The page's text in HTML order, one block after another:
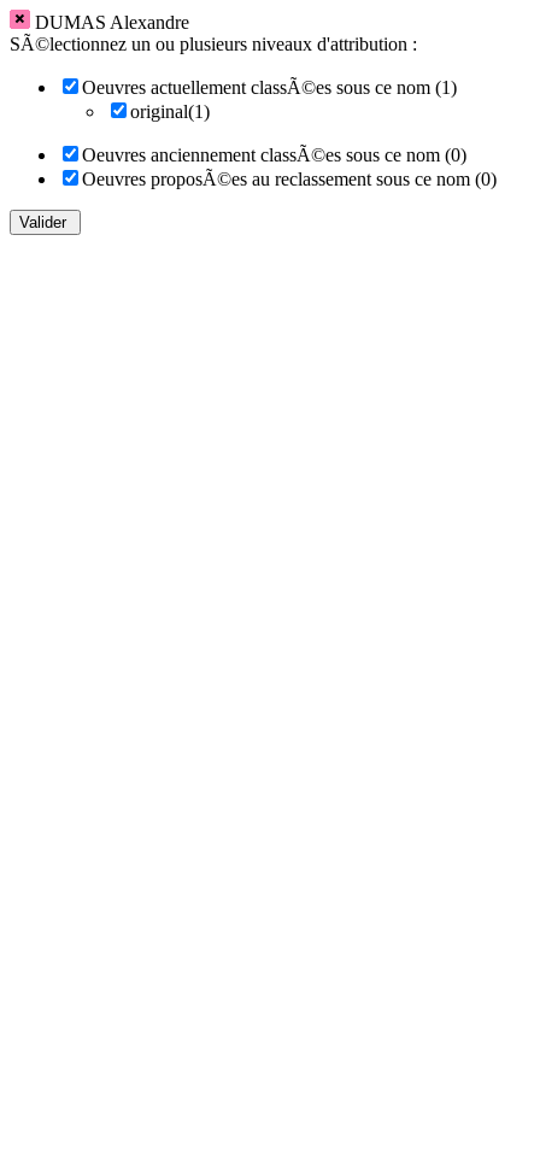
DUMAS Alexandre
SÃ©lectionnez un ou plusieurs niveaux d'attribution :
Oeuvres actuellement classÃ©es sous ce nom (1)
original(1)
Oeuvres anciennement classÃ©es sous ce nom (0)
Oeuvres proposÃ©es au reclassement sous ce nom (0)
Valider